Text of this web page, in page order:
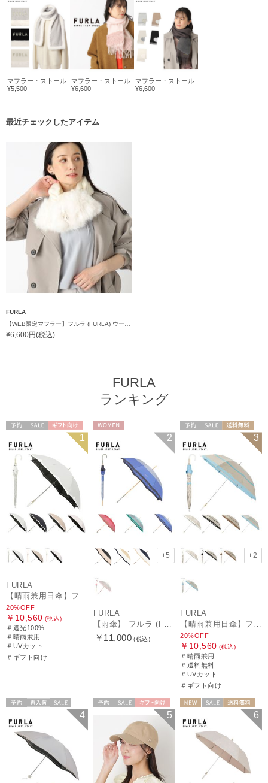
マフラー・ストール
¥5,500
マフラー・ストール
¥6,600
マフラー・ストール
¥6,600
最近チェックしたアイテム
FURLA
【WEB限定マフラー】フルラ (FURLA) ウール100％ ベルトファーマフラー190cm×30cm フェイクファー プレゼント ギフト クリスマス
¥6,600円(税込)
FURLA
ランキング
ギフト向け
WOMEN
1
FURLA
20%OFF
￥10,560 (税込)
＃遮光100%
＃晴雨兼用
＃UVカット
＃ギフト向け
2
+5
FURLA
￥11,000 (税込)
送料無料
ギフト向け
3
+2
FURLA
20%OFF
￥10,560 (税込)
＃晴雨兼用
＃送料無料
＃UVカット
＃ギフト向け
セール
送料無料
WOMEN
4
ギフト向け5
送料無料
ギフト向け
6